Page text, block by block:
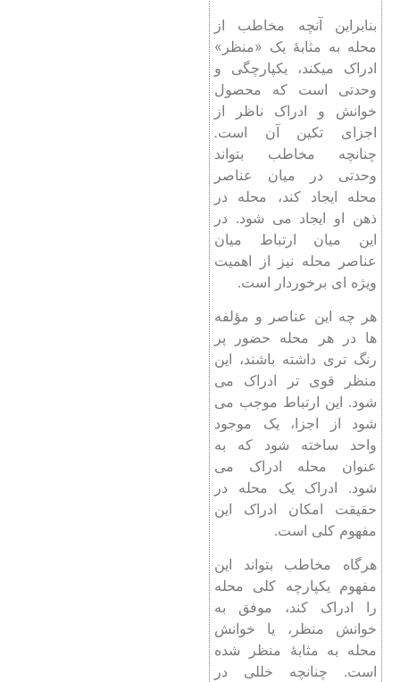
بنابراین آنچه مخاطب از
محله به‌ مثابۀ یک «منظر»
ادراک ‌میکند، یکپارچگی و
وحدتی است که محصول
خوانش و ادراک ناظر از
اجزای تکین آن است.
چنانچه مخاطب بتواند
وحدتی در میان عناصر
محله ایجاد کند، محله در
ذهن او ایجاد می شود. در
این میان ارتباط میان
عناصر محله نیز از اهمیت
ویژه‌ ای برخوردار است.
هر چه این عناصر و مؤلفه‌
ها در هر محله حضور پر
رنگ ‌تری داشته باشند، این
منظر قوی ‌تر ادراک می
شود. این ارتباط موجب می
شود از اجزا، یک موجود
واحد ساخته شود که به
‌عنوان محله ادراک می
شود. ادراک یک محله در
حقیقت امکان ادراک این
مفهوم کلی است.
هرگاه مخاطب بتواند این
مفهوم یکپارچه کلی محله
را ادراک کند، موفق به
خوانش منظر، یا خوانش
محله به‌ مثابۀ منظر شده
است. چنانچه خللی در